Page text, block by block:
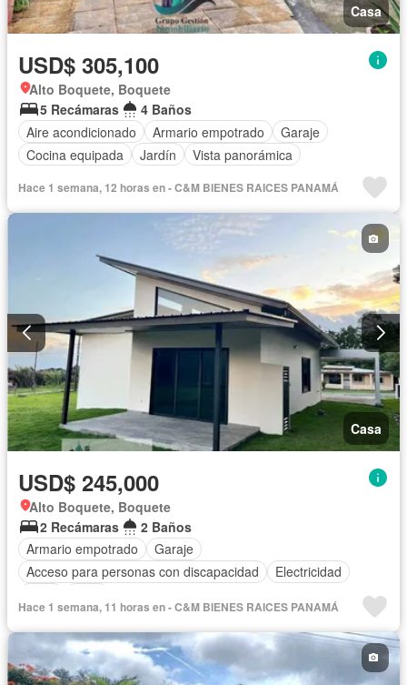
Casa
USD$ 305,100
Alto Boquete, Boquete
5 Recámaras
4 Baños
Aire acondicionado
Armario empotrado
Garaje
Cocina equipada
Jardín Vista panorámica
Hace 1 semana, 12 horas en - C&M BIENES RAICES PANAMÁ
Casa
USD$ 245,000
Alto Boquete, Boquete
2 Recámaras
2 Baños
Armario empotrado
Garaje
Acceso para personas con discapacidad
Electricidad
Hace 1 semana, 11 horas en - C&M BIENES RAICES PANAMÁ